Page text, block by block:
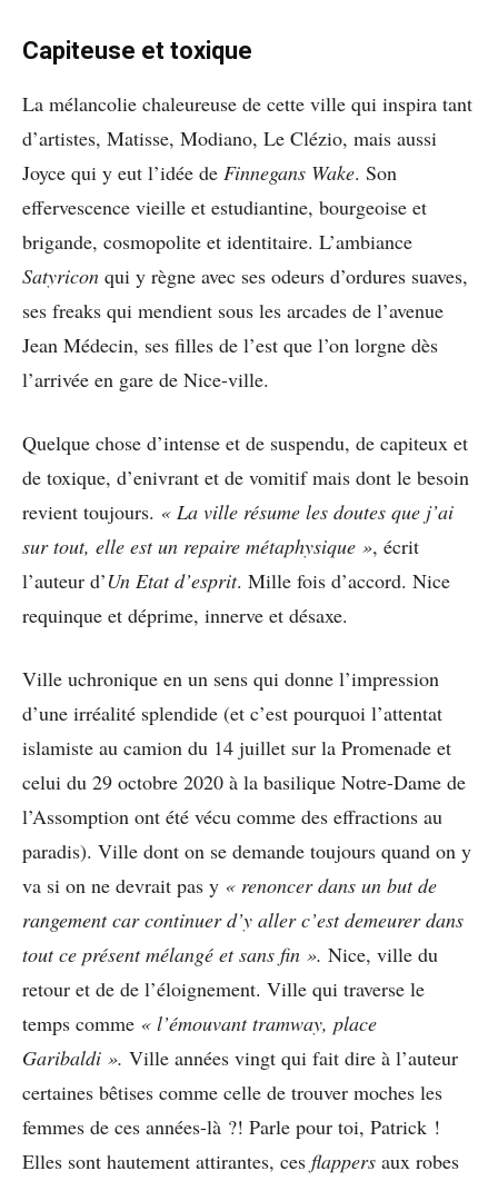
Capiteuse et toxique
La mélancolie chaleureuse de cette ville qui inspira tant
d’artistes, Matisse, Modiano, Le Clézio, mais aussi
Joyce qui y eut l’idée de Finnegans Wake. Son
effervescence vieille et estudiantine, bourgeoise et
brigande, cosmopolite et identitaire. L’ambiance
Satyricon qui y règne avec ses odeurs d’ordures suaves,
ses freaks qui mendient sous les arcades de l’avenue
Jean Médecin, ses filles de l’est que l’on lorgne dès
l’arrivée en gare de Nice-ville.
Quelque chose d’intense et de suspendu, de capiteux et
de toxique, d’enivrant et de vomitif mais dont le besoin
revient toujours. « La ville résume les doutes que j’ai
sur tout, elle est un repaire métaphysique », écrit
l’auteur d’Un Etat d’esprit. Mille fois d’accord. Nice
requinque et déprime, innerve et désaxe.
Ville uchronique en un sens qui donne l’impression
d’une irréalité splendide (et c’est pourquoi l’attentat
islamiste au camion du 14 juillet sur la Promenade et
celui du 29 octobre 2020 à la basilique Notre-Dame de
l’Assomption ont été vécu comme des effractions au
paradis). Ville dont on se demande toujours quand on y
va si on ne devrait pas y « renoncer dans un but de
rangement car continuer d’y aller c’est demeurer dans
tout ce présent mélangé et sans fin ». Nice, ville du
retour et de de l’éloignement. Ville qui traverse le
temps comme « l’émouvant tramway, place
Garibaldi ». Ville années vingt qui fait dire à l’auteur
certaines bêtises comme celle de trouver moches les
femmes de ces années-là ?! Parle pour toi, Patrick !
Elles sont hautement attirantes, ces flappers aux robes